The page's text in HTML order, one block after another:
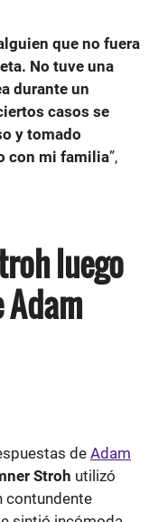
que no fuera
No tuve una
durante un
casos se
y tomado
con mi familia”,
luego
de Adam
Stroh utilizó
contundente